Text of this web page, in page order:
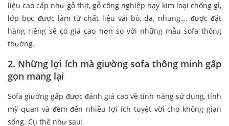
liệu cao cấp như gỗ thịt, gỗ công nghiệp hay kim loại chống gỉ,
lớp bọc được làm từ chất liệu vải bò, da, nhung,… được đặt
hàng riêng sẽ có giá cao hơn so với những mẫu sofa thông
thường.
2. Những lợi ích mà giường sofa thông minh gấp
gọn mang lại
Sofa giường gấp được đánh giá cao về tính năng sử dụng, tính
mỹ quan và đem đến nhiều lợi ích tuyệt vời cho không gian
sống. Cụ thể như sau: